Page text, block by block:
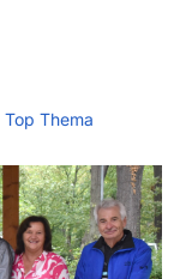
Top Thema